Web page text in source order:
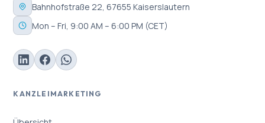
Bahnhofstraße 22, 67655 Kaiserslautern
Mon – Fri, 9:00 AM – 6:00 PM (CET)
KANZLEIMARKETING